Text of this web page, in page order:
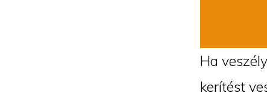
Ha
kerítést